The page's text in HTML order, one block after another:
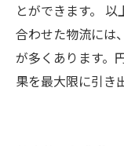
とができます。
合わせた物流には
が多くあります。
果を最大限に引き